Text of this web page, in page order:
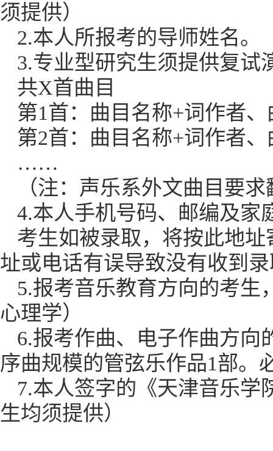
须提供）
2.本人所报考的导师姓名
3.专业型研究生须提供复
共X首曲目
第1首：曲目名称+词作者
第2首：曲目名称+词作者
……
（注：声乐系外文曲目要
4.本人手机号码、邮编及
考生如被录取，将按此地
址或电话有误导致没有收到
5.报考音乐教育方向的考生
心理学）
6.报考作曲、电子作曲方向
序曲规模的管弦乐作品1部
7.本人签字的《天津音乐学
生均须提供）